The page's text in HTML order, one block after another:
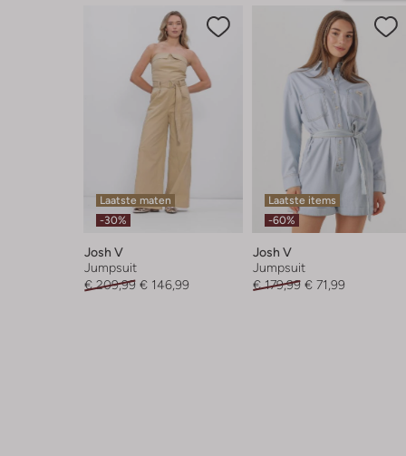
Laatste maten
-30%
Josh V
Jumpsuit
€ 209,99 € 146,99
Laatste items
-60%
Josh V
Jumpsuit
€ 179,99 € 71,99